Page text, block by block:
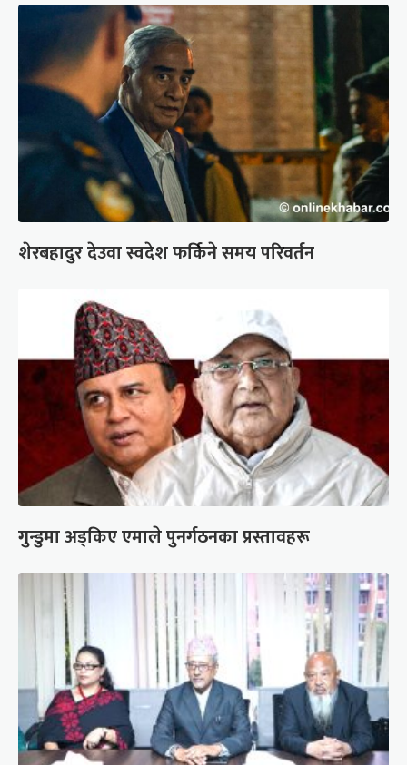
शेरबहादुर देउवा स्वदेश फर्किने समय परिवर्तन
गुन्डुमा अड्किए एमाले पुनर्गठनका प्रस्तावहरू